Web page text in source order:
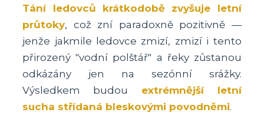
Tání ledovců krátkodobě zvyšuje letní
průtoky, což zní paradoxně pozitivně —
jenže jakmile ledovce zmizí, zmizí i tento
přirozený "vodní polštář" a řeky zůstanou
odkázány jen na sezónní srážky.
Výsledkem budou extrémnější letní
sucha střídaná bleskovými povodněmi.